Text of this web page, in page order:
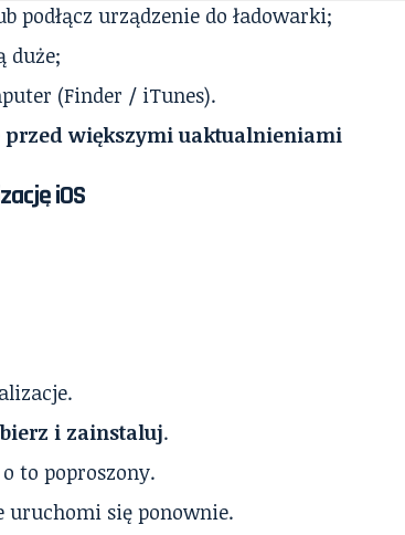
podłącz urządzenie do ładowarki;
duże;
(Finder / iTunes).
przed większymi uaktualnieniami
iOS
i zainstaluj.
to poproszony.
uruchomi się ponownie.